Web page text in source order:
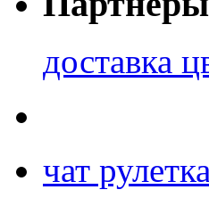
доставка
чат